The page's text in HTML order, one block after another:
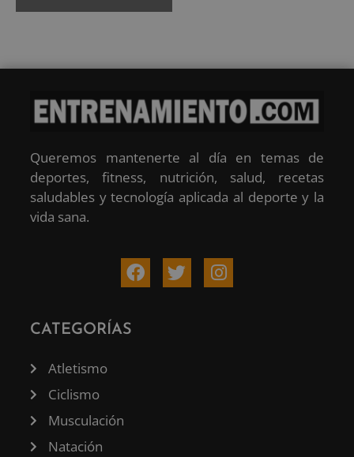
Queremos mantenerte al día en temas de
deportes, fitness, nutrición, salud, recetas
saludables y tecnología aplicada al deporte y la
vida sana.
CATEGORÍAS
Atletismo
Ciclismo
Musculación
Natación